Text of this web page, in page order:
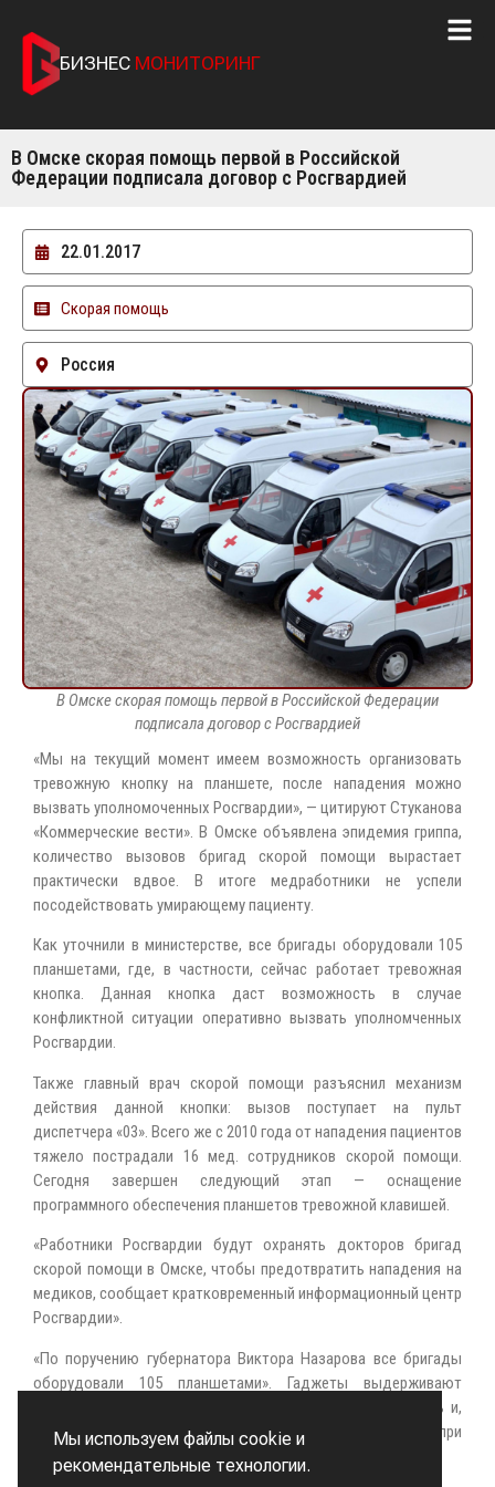
Мы используем файлы cookie и
рекомендательные технологии.
БИЗНЕС МОНИТОРИНГ
В Омске скорая помощь первой в Российской
Федерации подписала договор с Росгвардией
22.01.2017
Скорая помощь
Россия
В Омске скорая помощь первой в Российской Федерации
подписала договор с Росгвардией
«Мы на текущий момент имеем возможность организовать
тревожную кнопку на планшете, после нападения можно
вызвать уполномоченных Росгвардии», — цитируют Стуканова
«Коммерческие вести». В Омске объявлена эпидемия гриппа,
количество вызовов бригад скорой помощи вырастает
практически вдвое. В итоге медработники не успели
посодействовать умирающему пациенту.
Как уточнили в министерстве, все бригады оборудовали 105
планшетами, где, в частности, сейчас работает тревожная
кнопка. Данная кнопка даст возможность в случае
конфликтной ситуации оперативно вызвать уполномченных
Росгвардии.
Также главный врач скорой помощи разъяснил механизм
действия данной кнопки: вызов поступает на пульт
диспетчера «03». Всего же с 2010 года от нападения пациентов
тяжело пострадали 16 мед. сотрудников скорой помощи.
Сегодня завершен следующий этап — оснащение
программного обеспечения планшетов тревожной клавишей.
«Работники Росгвардии будут охранять докторов бригад
скорой помощи в Омске, чтобы предотвратить нападения на
медиков, сообщает кратковременный информационный центр
Росгвардии».
«По поручению губернатора Виктора Назарова все бригады
оборудовали 105 планшетами». Гаджеты выдерживают
всевозможные перепады температуры, удары, влажность и,
самое главное, удерживают заряд на протяжении суток при